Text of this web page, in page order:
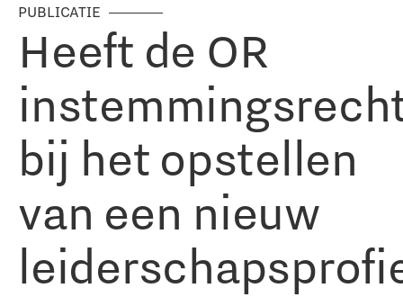
PUBLICATIE
Heeft de OR
bij het opstellen
van een nieuw